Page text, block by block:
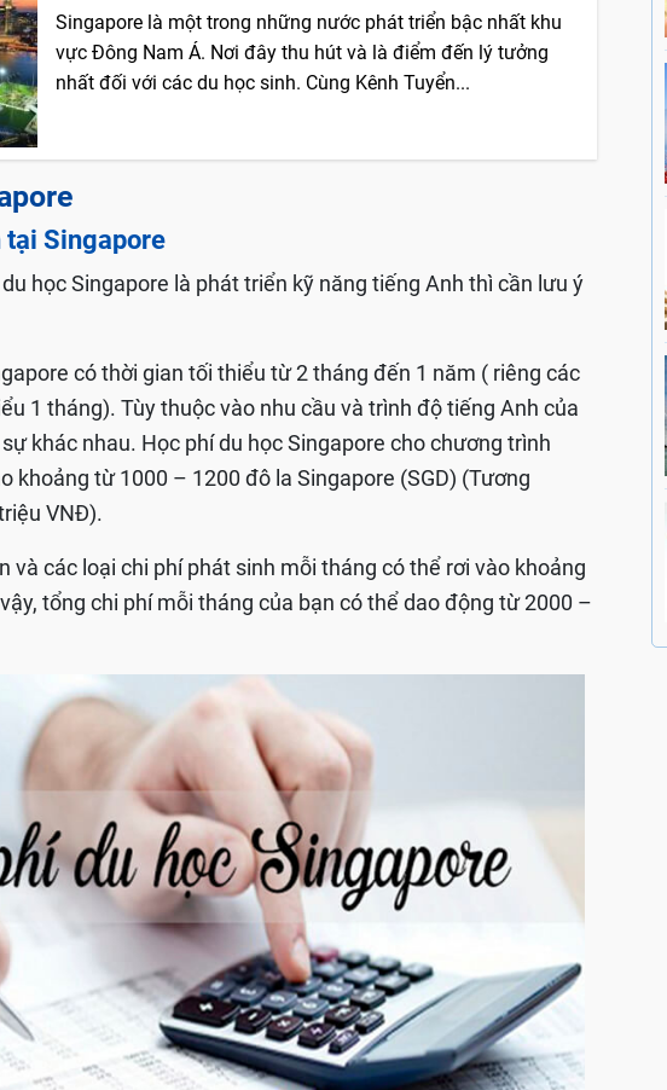
Singapore là một trong những nước phát triển bậc nhất khu
vực Đông Nam Á. Nơi đây thu hút và là điểm đến lý tưởng
nhất đối với các du học sinh. Cùng Kênh Tuyển...
tại Singapore
học Singapore là phát triển kỹ năng tiếng Anh thì cần lưu ý
có thời gian tối thiểu từ 2 tháng đến 1 năm ( riêng các
1 tháng). Tùy thuộc vào nhu cầu và trình độ tiếng Anh của
khác nhau. Học phí du học Singapore cho chương trình
khoảng từ 1000 – 1200 đô la Singapore (SGD) (Tương
VNĐ).
và các loại chi phí phát sinh mỗi tháng có thể rơi vào khoảng
tổng chi phí mỗi tháng của bạn có thể dao động từ 2000 –